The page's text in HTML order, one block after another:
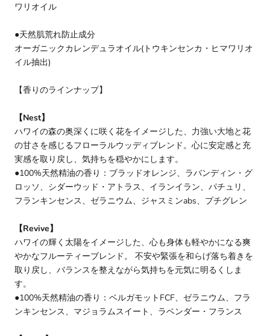
ワリオイル
●天然肌荒れ防止成分
オーガニックカレンデュラオイル(トウキンセンカ・ヒマワリオ
イル抽出)
【香りのラインナップ】
【Nest】
ハワイの森の奥深くに咲く花をイメージした、力強い大地と花
の甘さを感じるフローラルウッディブレンド。心に安定感と充
実感を取り戻し、気持ちを穏やかにします。
●100%天然精油の香り：ブラッドオレンジ、ラバンディン・グ
ロッソ、シダーウッド・アトラス、イランイラン、パチュリ、
フランキンセンス、ゼラニウム、ジャスミンabs、プチグレン
【Revive】
ハワイの輝く太陽をイメージした、心も身体も軽やかになる爽
やかなフルーティーブレンド。 不安や緊張を和らげ落ち着きを
取り戻し、バランスを整えながら気持ちを元気に明るくしま
す。
●100%天然精油の香り：ベルガモットFCF、ゼラニウム、フラ
ンキンセンス、マジョラムスイート、ラベンダー・フランス